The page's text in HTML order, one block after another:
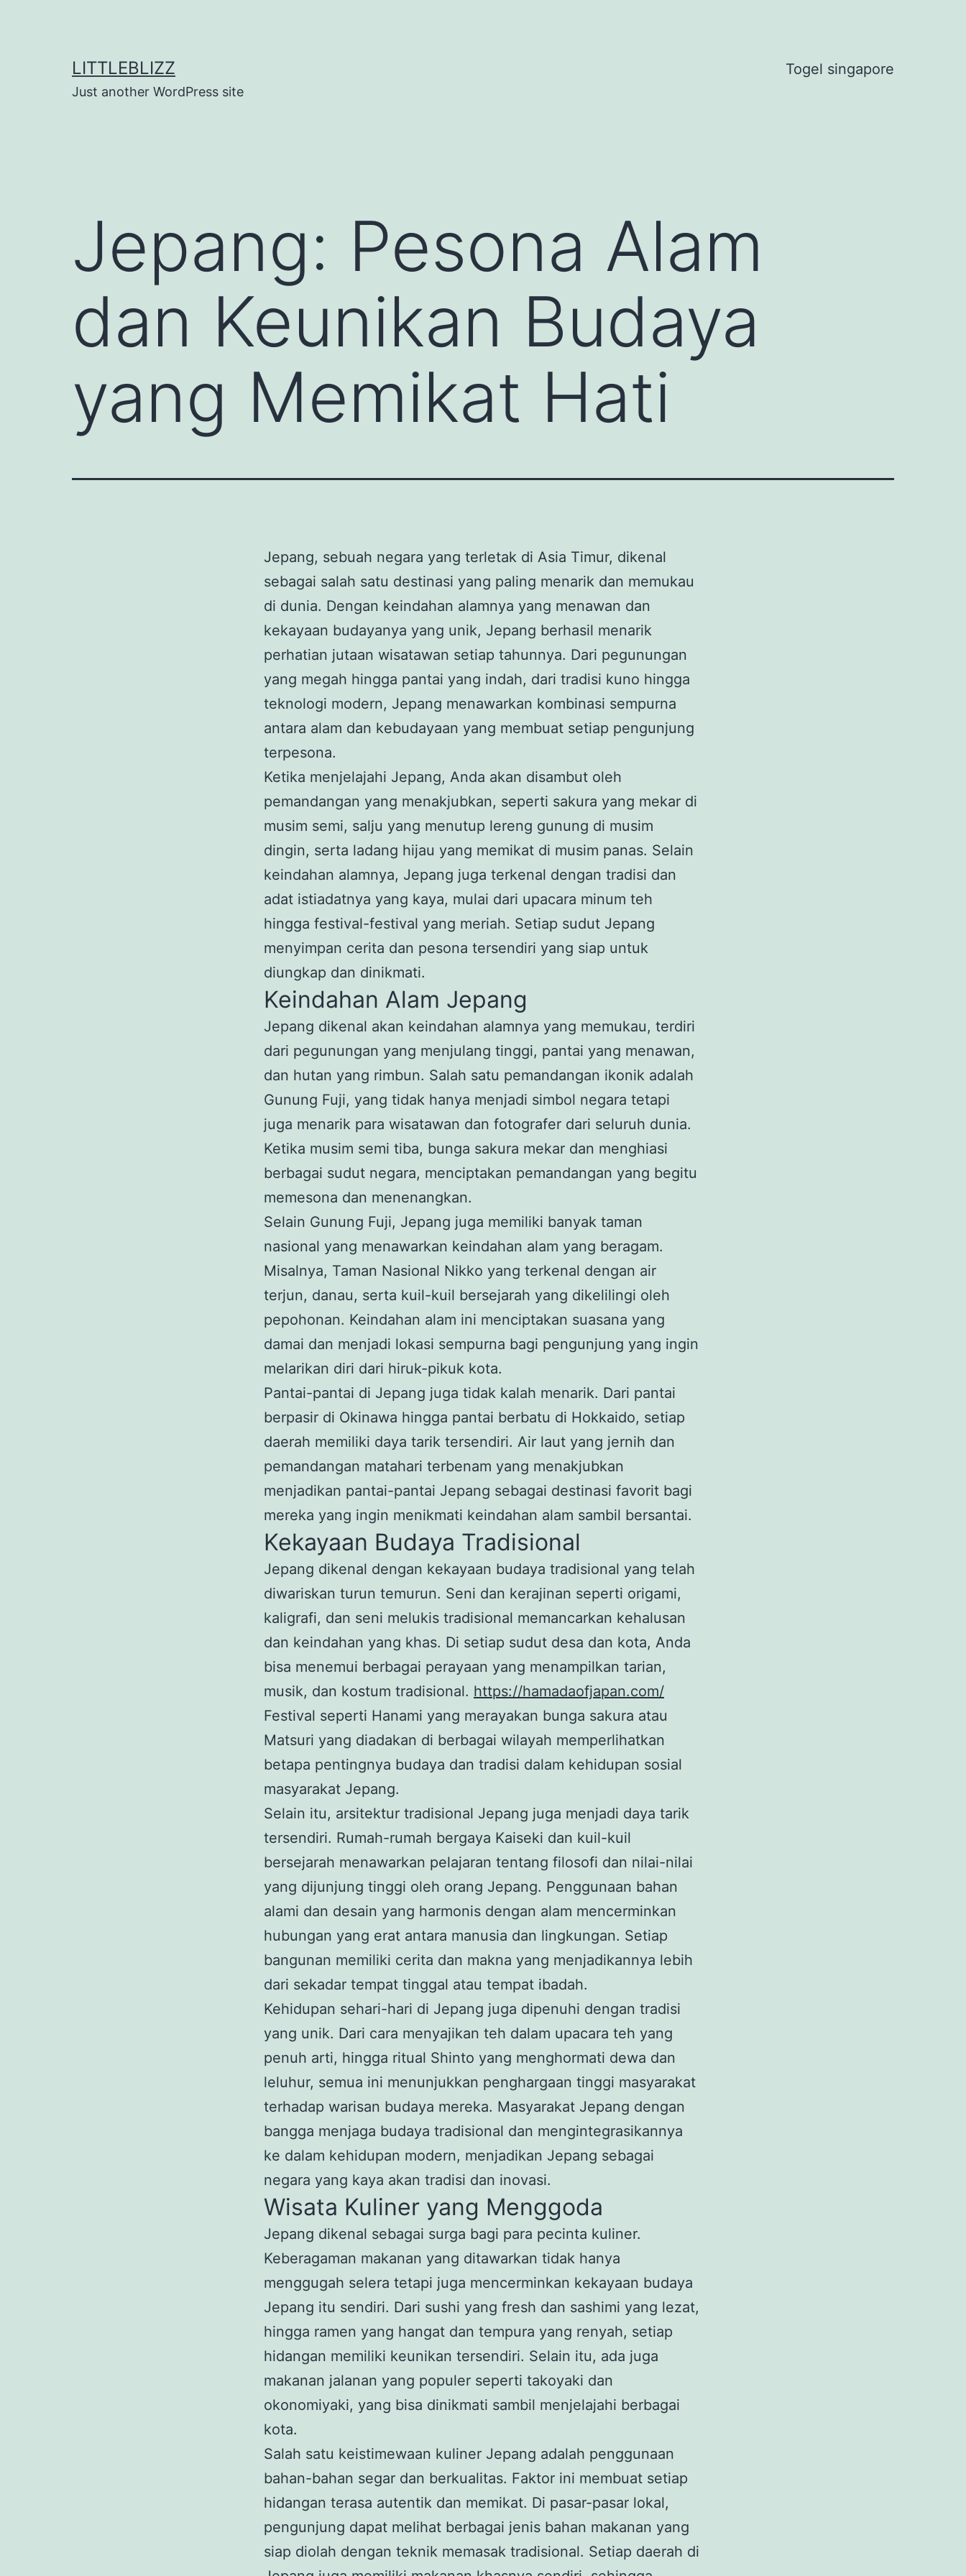
LITTLEBLIZZ
Just another WordPress site
Togel singapore
Jepang: Pesona Alam
dan Keunikan Budaya
yang Memikat Hati
Jepang, sebuah negara yang terletak di Asia Timur, dikenal
sebagai salah satu destinasi yang paling menarik dan memukau
di dunia. Dengan keindahan alamnya yang menawan dan
kekayaan budayanya yang unik, Jepang berhasil menarik
perhatian jutaan wisatawan setiap tahunnya. Dari pegunungan
yang megah hingga pantai yang indah, dari tradisi kuno hingga
teknologi modern, Jepang menawarkan kombinasi sempurna
antara alam dan kebudayaan yang membuat setiap pengunjung
terpesona.
Ketika menjelajahi Jepang, Anda akan disambut oleh
pemandangan yang menakjubkan, seperti sakura yang mekar di
musim semi, salju yang menutup lereng gunung di musim
dingin, serta ladang hijau yang memikat di musim panas. Selain
keindahan alamnya, Jepang juga terkenal dengan tradisi dan
adat istiadatnya yang kaya, mulai dari upacara minum teh
hingga festival-festival yang meriah. Setiap sudut Jepang
menyimpan cerita dan pesona tersendiri yang siap untuk
diungkap dan dinikmati.
Keindahan Alam Jepang
Jepang dikenal akan keindahan alamnya yang memukau, terdiri
dari pegunungan yang menjulang tinggi, pantai yang menawan,
dan hutan yang rimbun. Salah satu pemandangan ikonik adalah
Gunung Fuji, yang tidak hanya menjadi simbol negara tetapi
juga menarik para wisatawan dan fotografer dari seluruh dunia.
Ketika musim semi tiba, bunga sakura mekar dan menghiasi
berbagai sudut negara, menciptakan pemandangan yang begitu
memesona dan menenangkan.
Selain Gunung Fuji, Jepang juga memiliki banyak taman
nasional yang menawarkan keindahan alam yang beragam.
Misalnya, Taman Nasional Nikko yang terkenal dengan air
terjun, danau, serta kuil-kuil bersejarah yang dikelilingi oleh
pepohonan. Keindahan alam ini menciptakan suasana yang
damai dan menjadi lokasi sempurna bagi pengunjung yang ingin
melarikan diri dari hiruk-pikuk kota.
Pantai-pantai di Jepang juga tidak kalah menarik. Dari pantai
berpasir di Okinawa hingga pantai berbatu di Hokkaido, setiap
daerah memiliki daya tarik tersendiri. Air laut yang jernih dan
pemandangan matahari terbenam yang menakjubkan
menjadikan pantai-pantai Jepang sebagai destinasi favorit bagi
mereka yang ingin menikmati keindahan alam sambil bersantai.
Kekayaan Budaya Tradisional
Jepang dikenal dengan kekayaan budaya tradisional yang telah
diwariskan turun temurun. Seni dan kerajinan seperti origami,
kaligrafi, dan seni melukis tradisional memancarkan kehalusan
dan keindahan yang khas. Di setiap sudut desa dan kota, Anda
bisa menemui berbagai perayaan yang menampilkan tarian,
musik, dan kostum tradisional. https://hamadaofjapan.com/
Festival seperti Hanami yang merayakan bunga sakura atau
Matsuri yang diadakan di berbagai wilayah memperlihatkan
betapa pentingnya budaya dan tradisi dalam kehidupan sosial
masyarakat Jepang.
Selain itu, arsitektur tradisional Jepang juga menjadi daya tarik
tersendiri. Rumah-rumah bergaya Kaiseki dan kuil-kuil
bersejarah menawarkan pelajaran tentang filosofi dan nilai-nilai
yang dijunjung tinggi oleh orang Jepang. Penggunaan bahan
alami dan desain yang harmonis dengan alam mencerminkan
hubungan yang erat antara manusia dan lingkungan. Setiap
bangunan memiliki cerita dan makna yang menjadikannya lebih
dari sekadar tempat tinggal atau tempat ibadah.
Kehidupan sehari-hari di Jepang juga dipenuhi dengan tradisi
yang unik. Dari cara menyajikan teh dalam upacara teh yang
penuh arti, hingga ritual Shinto yang menghormati dewa dan
leluhur, semua ini menunjukkan penghargaan tinggi masyarakat
terhadap warisan budaya mereka. Masyarakat Jepang dengan
bangga menjaga budaya tradisional dan mengintegrasikannya
ke dalam kehidupan modern, menjadikan Jepang sebagai
negara yang kaya akan tradisi dan inovasi.
Wisata Kuliner yang Menggoda
Jepang dikenal sebagai surga bagi para pecinta kuliner.
Keberagaman makanan yang ditawarkan tidak hanya
menggugah selera tetapi juga mencerminkan kekayaan budaya
Jepang itu sendiri. Dari sushi yang fresh dan sashimi yang lezat,
hingga ramen yang hangat dan tempura yang renyah, setiap
hidangan memiliki keunikan tersendiri. Selain itu, ada juga
makanan jalanan yang populer seperti takoyaki dan
okonomiyaki, yang bisa dinikmati sambil menjelajahi berbagai
kota.
Salah satu keistimewaan kuliner Jepang adalah penggunaan
bahan-bahan segar dan berkualitas. Faktor ini membuat setiap
hidangan terasa autentik dan memikat. Di pasar-pasar lokal,
pengunjung dapat melihat berbagai jenis bahan makanan yang
siap diolah dengan teknik memasak tradisional. Setiap daerah di